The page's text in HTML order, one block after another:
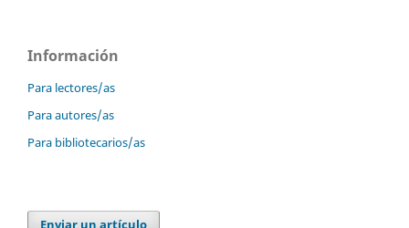
Información
Para lectores/as
Para autores/as
Para bibliotecarios/as
Enviar un artículo